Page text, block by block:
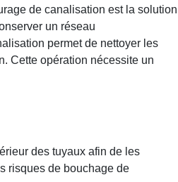
de canalisation est la solution
un réseau
permet de nettoyer les
Cette opération nécessite un
des tuyaux afin de les
risques de bouchage de